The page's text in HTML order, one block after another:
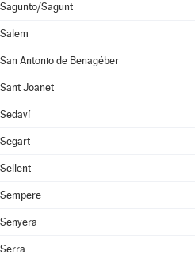
Sagunto/Sagunt
Salem
San Antonio de Benagéber
Sant Joanet
Sedaví
Segart
Sellent
Sempere
Senyera
Serra